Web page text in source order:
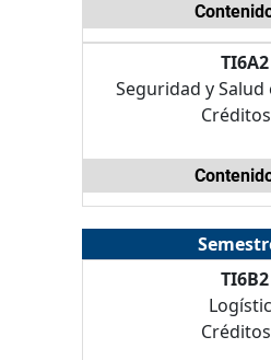
TI6A2
Seguridad y Salud
TI6B2